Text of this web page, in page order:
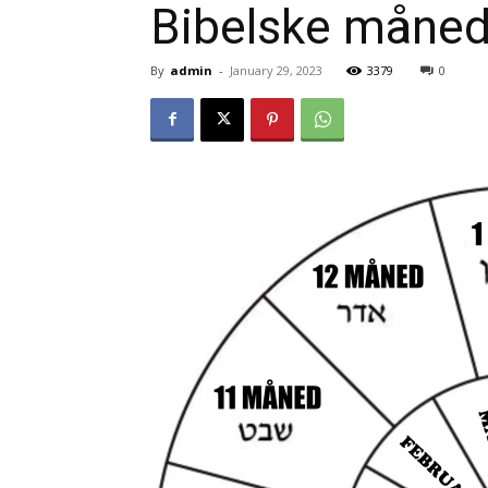
Bibelske
By admin - January 29, 2023 3379 0